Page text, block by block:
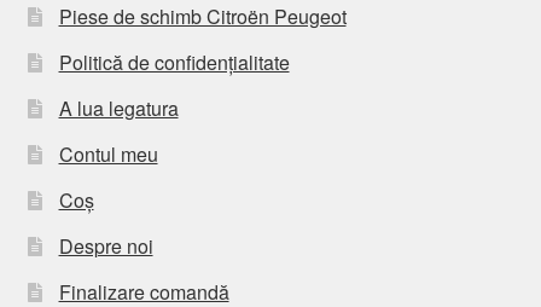
Piese de schimb Citroën Peugeot
Politică de confidențialitate
A lua legatura
Contul meu
Coș
Despre noi
Finalizare comandă